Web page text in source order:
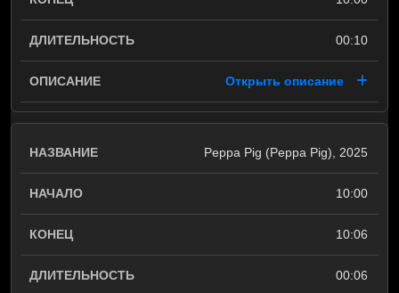
00:10
Открыть описание
Peppa Pig (Peppa Pig), 2025
10:00
10:06
00:06